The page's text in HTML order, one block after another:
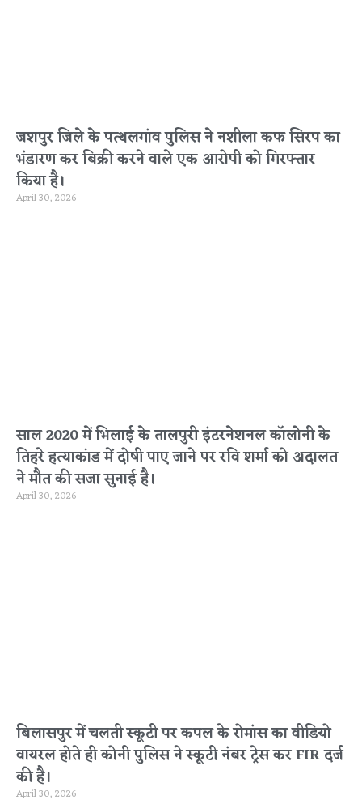
जशपुर जिले के पत्थलगांव पुलिस ने नशीला कफ सिरप का
भंडारण कर बिक्री करने वाले एक आरोपी को गिरफ्तार
किया है।
April 30, 2026
साल 2020 में भिलाई के तालपुरी इंटरनेशनल कॉलोनी के
तिहरे हत्याकांड में दोषी पाए जाने पर रवि शर्मा को अदालत
ने मौत की सजा सुनाई है।
April 30, 2026
बिलासपुर में चलती स्कूटी पर कपल के रोमांस का वीडियो
वायरल होते ही कोनी पुलिस ने स्कूटी नंबर ट्रेस कर FIR दर्ज
की है।
April 30, 2026